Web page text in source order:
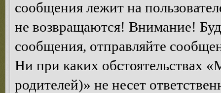
сообщения лежит на
не возвращаются! Внимание!
сообщения, отправляйте
Ни при каких обстоятельствах
родителей)» не несет